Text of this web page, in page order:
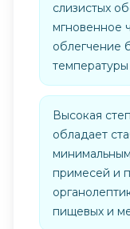
слизистых
мгновенное
облегчение
температуры
Высокая
обладает
примесей и
пищевых и